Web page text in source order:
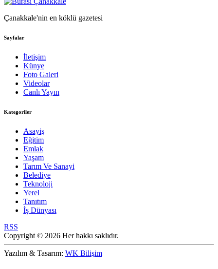
Çanakkale'nin en köklü gazetesi
Sayfalar
İletişim
Künye
Foto Galeri
Videolar
Canlı Yayın
Kategoriler
Asayiş
Eğitim
Emlak
Yaşam
Tarım Ve Sanayi
Belediye
Teknoloji
Yerel
Tanıtım
İş Dünyası
RSS
Copyright © 2026 Her hakkı saklıdır.
Yazılım & Tasarım: WK Bilişim